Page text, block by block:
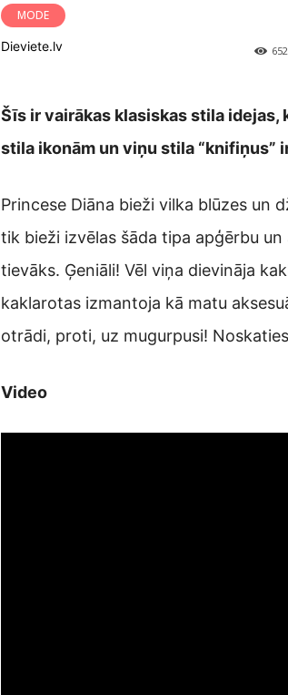
MODE
Dieviete.lv
652
Šīs ir vairākas klasiskas stila idejas,
stila ikonām un viņu stila “knifiņus”
Princese Diāna bieži vilka blūzes un
tik bieži izvēlas šāda tipa apģērbu
tievāks. Ģeniāli! Vēl viņa dievināja
kaklarotas izmantoja kā matu
otrādi, proti, uz mugurpusi!
Video